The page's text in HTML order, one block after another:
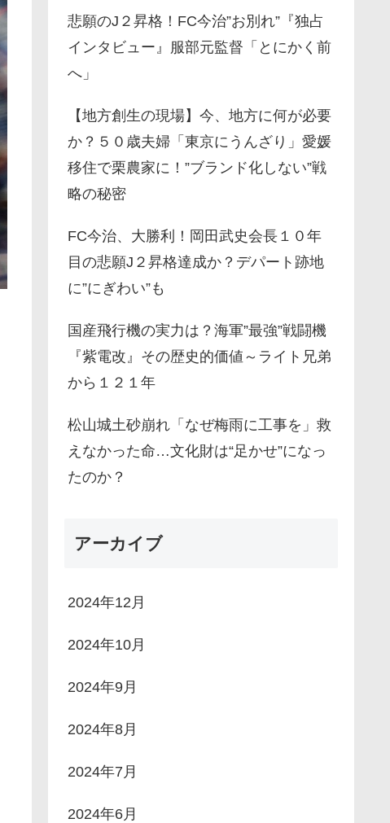
悲願のJ２昇格！FC今治”お別れ”『独占
インタビュー』服部元監督「とにかく前
へ」
【地方創生の現場】今、地方に何が必要
か？５０歳夫婦「東京にうんざり」愛媛
移住で栗農家に！”ブランド化しない”戦
略の秘密
FC今治、大勝利！岡田武史会長１０年
目の悲願J２昇格達成か？デパート跡地
に”にぎわい”も
国産飛行機の実力は？海軍”最強”戦闘機
『紫電改』その歴史的価値～ライト兄弟
から１２１年
松山城土砂崩れ「なぜ梅雨に工事を」救
えなかった命…文化財は“足かせ”になっ
たのか？
アーカイブ
2024年12月
2024年10月
2024年9月
2024年8月
2024年7月
2024年6月